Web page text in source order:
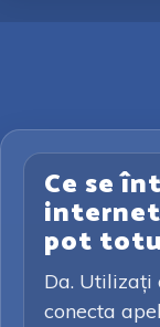
Ce se
pot
Da. Utilizați
conecta